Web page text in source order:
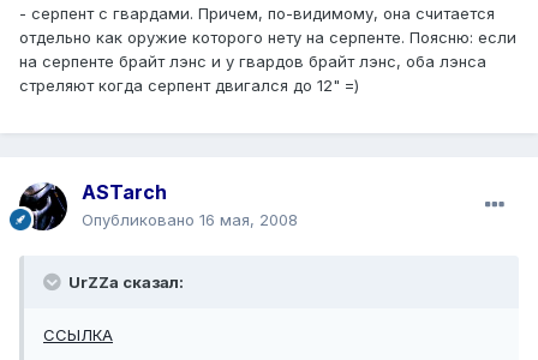
- серпент с гвардами. Причем, по-видимому, она считается
отдельно как оружие которого нету на серпенте. Поясню: если
на серпенте брайт лэнс и у гвардов брайт лэнс, оба лэнса
стреляют когда серпент двигался до 12" =)
ASTarch
Опубликовано 16 мая, 2008
UrZZa сказал:
ССЫЛКА